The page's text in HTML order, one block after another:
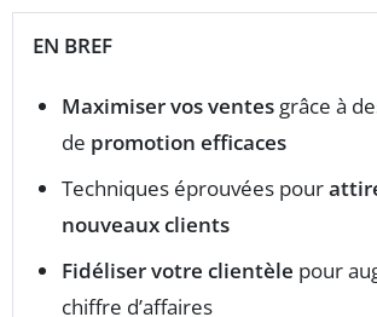
EN BREF
Maximiser vos ventes grâce à
de promotion efficaces
Techniques éprouvées pour
nouveaux clients
Fidéliser votre clientèle pour
chiffre d’affaires